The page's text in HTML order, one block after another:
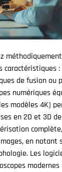
caractéristiques
de fusion ou
numériques
modèles 4K)
en 2D et 3D
en notant
Les